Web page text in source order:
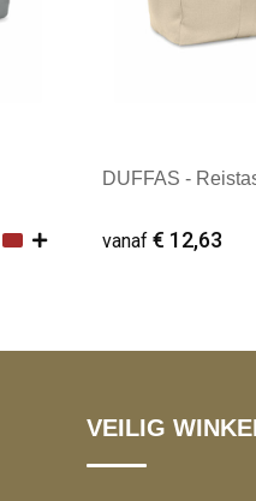
DUFFAS -
vanaf € 12,63
VEILIG